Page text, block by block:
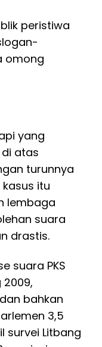
peristiwa
omong
yang
di atas
turunnya
itu
lembaga
suara
drastis.
suara PKS
2009,
bahkan
3,5
survei Litbang